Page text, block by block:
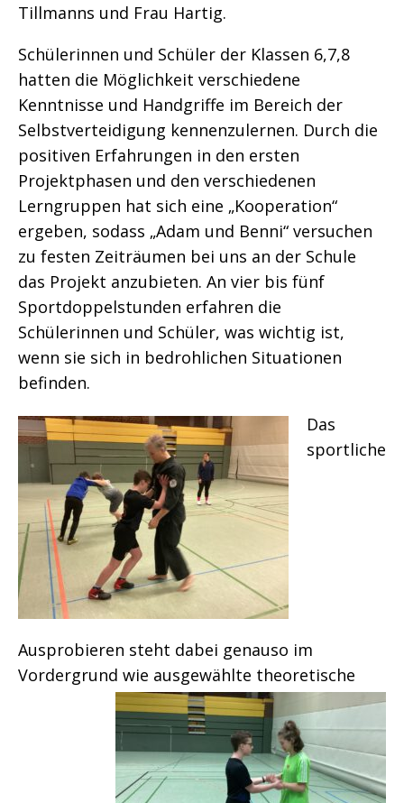
Tillmanns und Frau Hartig.
Schülerinnen und Schüler der Klassen 6,7,8
hatten die Möglichkeit verschiedene
Kenntnisse und Handgriffe im Bereich der
Selbstverteidigung kennenzulernen. Durch die
positiven Erfahrungen in den ersten
Projektphasen und den verschiedenen
Lerngruppen hat sich eine „Kooperation“
ergeben, sodass „Adam und Benni“ versuchen
zu festen Zeiträumen bei uns an der Schule
das Projekt anzubieten. An vier bis fünf
Sportdoppelstunden erfahren die
Schülerinnen und Schüler, was wichtig ist,
wenn sie sich in bedrohlichen Situationen
befinden.
Das
sportliche
Ausprobieren steht dabei genauso im
Vordergrund wie ausgewählte theoretische